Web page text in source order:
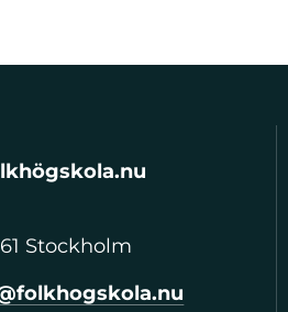
Stockholm